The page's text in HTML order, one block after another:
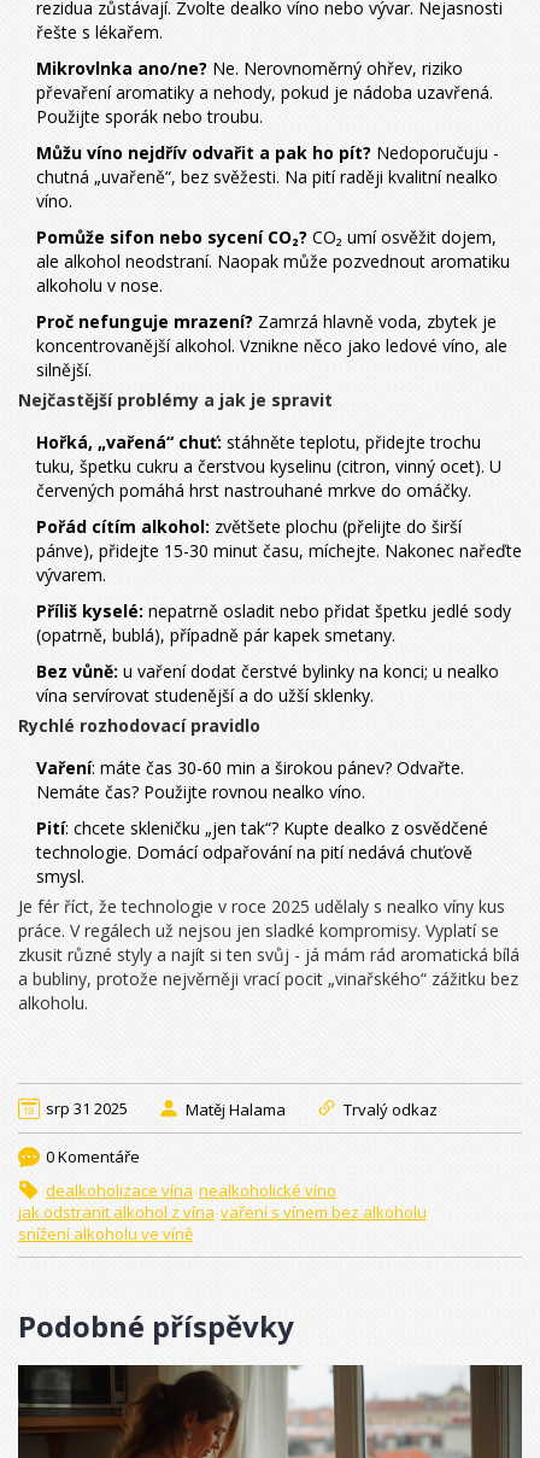
rezidua zůstávají. Zvolte dealko víno nebo vývar. Nejasnosti
řešte s lékařem.
Mikrovlnka ano/ne? Ne. Nerovnoměrný ohřev, riziko
převaření aromatiky a nehody, pokud je nádoba uzavřená.
Použijte sporák nebo troubu.
Můžu víno nejdřív odvařit a pak ho pít? Nedoporučuju -
chutná „uvařeně“, bez svěžesti. Na pití raději kvalitní nealko
víno.
Pomůže sifon nebo sycení CO₂? CO₂ umí osvěžit dojem,
ale alkohol neodstraní. Naopak může pozvednout aromatiku
alkoholu v nose.
Proč nefunguje mrazení? Zamrzá hlavně voda, zbytek je
koncentrovanější alkohol. Vznikne něco jako ledové víno, ale
silnější.
Nejčastější problémy a jak je spravit
Hořká, „vařená“ chuť: stáhněte teplotu, přidejte trochu
tuku, špetku cukru a čerstvou kyselinu (citron, vinný ocet). U
červených pomáhá hrst nastrouhané mrkve do omáčky.
Pořád cítím alkohol: zvětšete plochu (přelijte do širší
pánve), přidejte 15-30 minut času, míchejte. Nakonec nařeďte
vývarem.
Příliš kyselé: nepatrně osladit nebo přidat špetku jedlé sody
(opatrně, bublá), případně pár kapek smetany.
Bez vůně: u vaření dodat čerstvé bylinky na konci; u nealko
vína servírovat studenější a do užší sklenky.
Rychlé rozhodovací pravidlo
Vaření: máte čas 30-60 min a širokou pánev? Odvařte.
Nemáte čas? Použijte rovnou nealko víno.
Pití: chcete skleničku „jen tak“? Kupte dealko z osvědčené
technologie. Domácí odpařování na pití nedává chuťově
smysl.
Je fér říct, že technologie v roce 2025 udělaly s nealko víny kus
práce. V regálech už nejsou jen sladké kompromisy. Vyplatí se
zkusit různé styly a najít si ten svůj - já mám rád aromatická bílá
a bubliny, protože nejvěrněji vrací pocit „vinařského“ zážitku bez
alkoholu.
srp 31 2025 Matěj Halama Trvalý odkaz
0 Komentáře
dealkoholizace vína nealkoholické víno
jak odstranit alkohol z vína vaření s vínem bez alkoholu
snížení alkoholu ve víně
Podobné příspěvky